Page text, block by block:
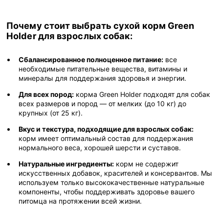
Почему стоит выбрать сухой корм Green
Holder для взрослых собак:
Сбалансированное полноценное питание:все
необходимые питательные вещества, витамины и
минералы для поддержания здоровья и энергии.
Для всех пород:корма Green Holder подходят для собак
всех размеров и пород — от мелких (до 10 кг) до
крупных (от 25 кг).
Вкус и текстура, подходящие для взрослых собак:
корм имеет оптимальный состав для поддержания
нормального веса, хорошей шерсти и суставов.
Натуральные ингредиенты:корм не содержит
искусственных добавок, красителей и консервантов. Мы
используем только высококачественные натуральные
компоненты, чтобы поддерживать здоровье вашего
питомца на протяжении всей жизни.